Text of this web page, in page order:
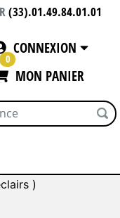
(33).01.49.84.01.01
CONNEXION
0
MON PANIER
)